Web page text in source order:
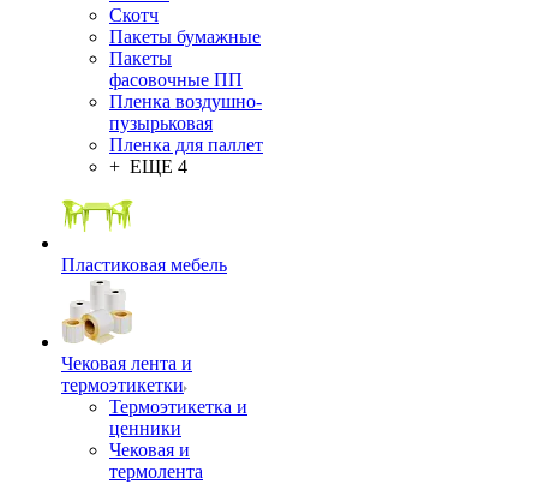
Скотч
Пакеты бумажные
Пакеты
фасовочные ПП
Пленка воздушно-
пузырьковая
Пленка для паллет
+ ЕЩЕ 4
Пластиковая мебель
Чековая лента и
термоэтикетки
Термоэтикетка и
ценники
Чековая и
термолента